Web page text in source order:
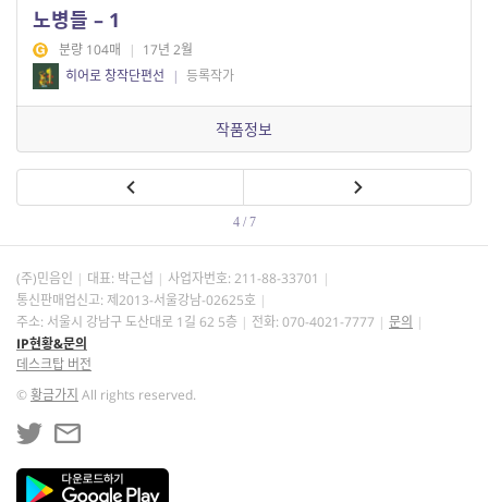
노병들 – 1
분량 104매 | 17년 2월
히어로 창작단편선
| 등록작가
작품정보
4 / 7
(주)민음인 대표: 박근섭 사업자번호: 211-88-33701
통신판매업신고: 제2013-서울강남-02625호
주소: 서울시 강남구 도산대로 1길 62 5층
전화: 070-4021-7777
문의
IP현황&문의
데스크탑 버전
©황금가지 All rights reserved.